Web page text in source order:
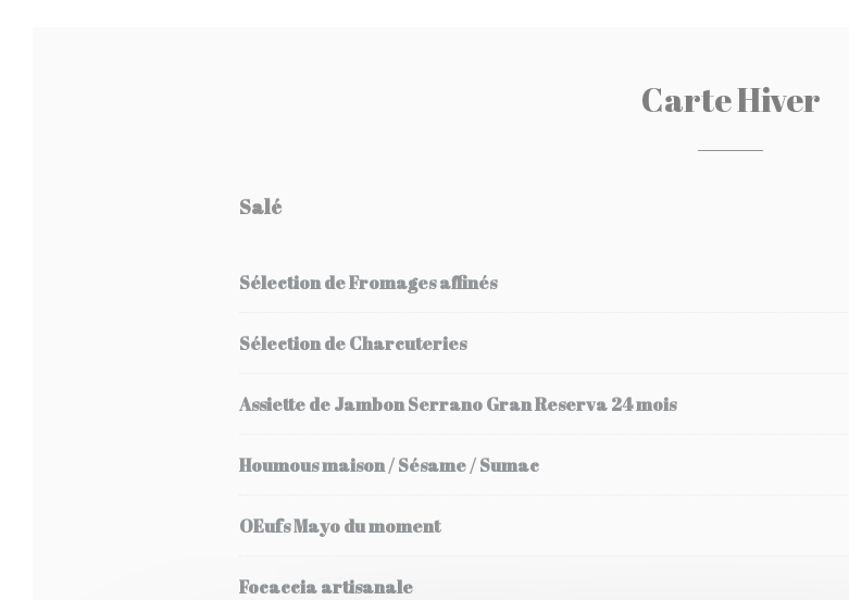
Carte Hiver
Salé
Sélection de Fromages affinés
Sélection de Charcuteries
Assiette de Jambon Serrano Gran Reserva 24 mois
Houmous maison / Sésame / Sumac
OEufs Mayo du moment
Focaccia artisanale